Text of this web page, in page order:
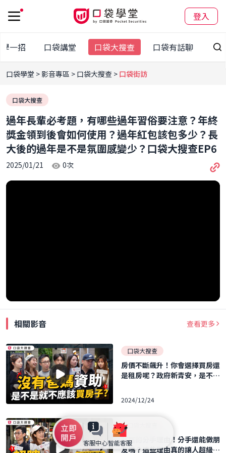
登入
客服中心智能客服
一招 口袋講堂 口袋大搜查 口袋有話聊
口袋學堂 影音專區 口袋大搜查 口袋街訪
口袋大搜查
過年長輩必考題，有哪些過年習俗要注意？年終
獎金領到後會如何使用？過年紅包該包多少？長
大後的過年是不是氛圍感變少？口袋大搜查EP6
2025/01/21 0次
相關影音 查看更多
口袋大搜查
房價不斷飆升！你會選擇買房還
是租房呢？政府新青安，是不是
買房最佳時機趁現在？【口袋街
訪】口袋大搜查EP5
2024/12/24
口袋大搜查
超瞎的分手理由！分手還能做朋
友嗎？這些理由真的讓人超級傻